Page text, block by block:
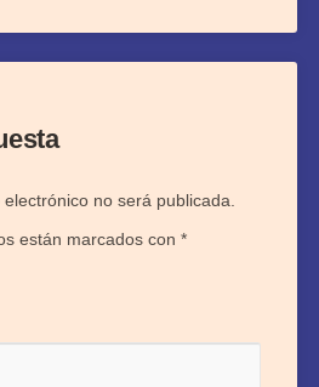
no será publicada.
están marcados con *